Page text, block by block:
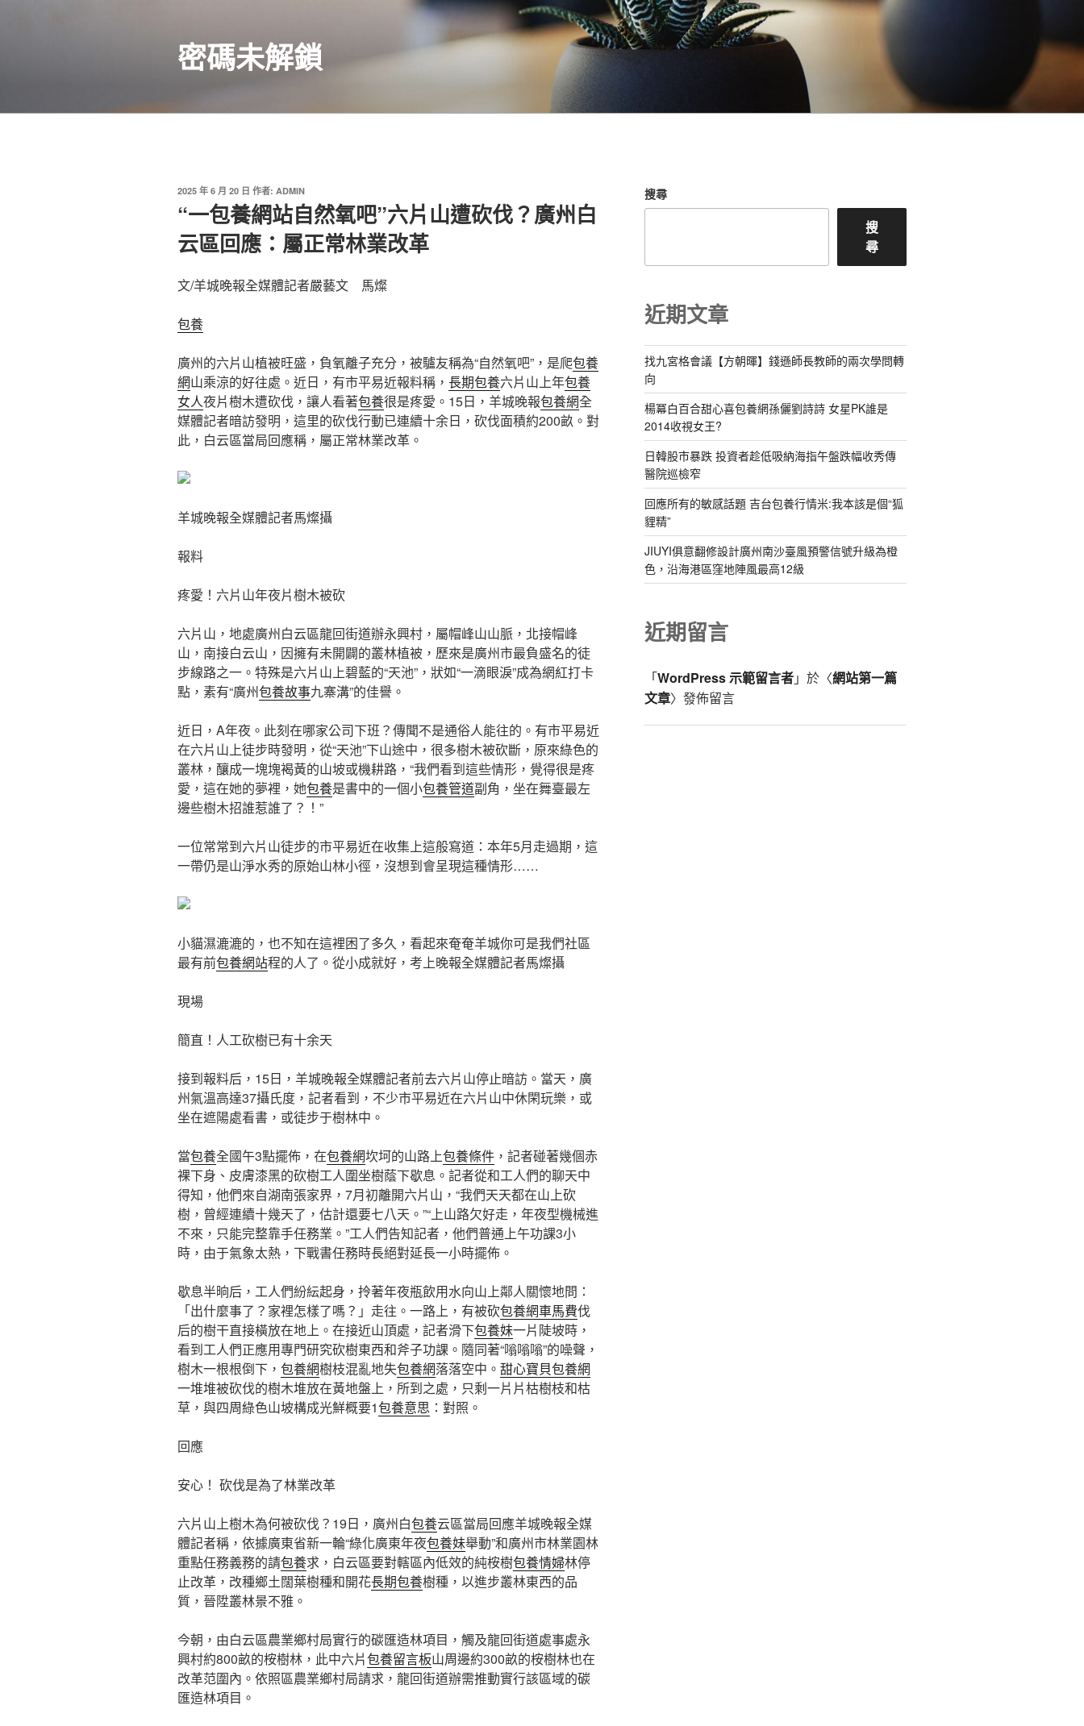
密碼未解鎖
發
於
2025 年 6 月 20 日 作者: ADMIN
“一包養網站自然氧吧”六片山遭砍伐？廣州白
云區回應：屬正常林業改革
文/羊城晚報全媒體記者嚴藝文 馬燦
包養
廣州的六片山植被旺盛，負氧離子充分，被驢友稱為“自然氧吧”，是爬包養
網山乘涼的好往處。近日，有市平易近報料稱， 長期包養六片山上年包養
女人夜片樹木遭砍伐，讓人看著包養很是疼愛。15日，羊城晚報包養網全
媒體記者暗訪發明，這里的砍伐行動已連續十余日，砍伐面積約200畝。對
此，白云區當局回應稱，屬正常林業改革。
羊城晚報全媒體記者馬燦攝
報料
疼愛！六片山年夜片樹木被砍
六片山，地處廣州白云區龍回街道辦永興村，屬帽峰山山脈，北接帽峰
山，南接白云山，因擁有未開闢的叢林植被，歷來是廣州市最負盛名的徒
步線路之一。特殊是六片山上碧藍的“天池”，狀如“一滴眼淚”成為網紅打卡
點，素有“廣州包養故事九寨溝”的佳譽。
近日，A年夜。此刻在哪家公司下班？傳聞不是通俗人能往的。有市平易近
在六片山上徒步時發明，從“天池”下山途中，很多樹木被砍斷，原來綠色的
叢林，釀成一塊塊褐黃的山坡或機耕路，“我們看到這些情形，覺得很是疼
愛，這在她的夢裡，她包養是書中的一個小包養管道副角，坐在舞臺最左
邊些樹木招誰惹誰了？！”
一位常常到六片山徒步的市平易近在收集上這般寫道：本年5月走過期，這
一帶仍是山淨水秀的原始山林小徑，沒想到會呈現這種情形……
小貓濕漉漉的，也不知在這裡困了多久，看起來奄奄羊城你可是我們社區
最有前包養網站程的人了。從小成就好，考上晚報全媒體記者馬燦攝
現場
簡直！人工砍樹已有十余天
接到報料后，15日，羊城晚報全媒體記者前去六片山停止暗訪。當天，廣
州氣溫高達37攝氏度，記者看到，不少市平易近在六片山中休閑玩樂，或
坐在遮陽處看書，或徒步于樹林中。
當包養全國午3點擺佈，在包養網坎坷的山路上包養條件 ，記者碰著幾個赤
裸下身、皮膚漆黑的砍樹工人圍坐樹蔭下歇息。記者從和工人們的聊天中
得知，他們來自湖南張家界，7月初離開六片山，“我們天天都在山上砍
樹，曾經連續十幾天了，估計還要七八天。”“上山路欠好走，年夜型機械進
不來，只能完整靠手任務業。”工人們告知記者，他們普通上午功課3小
時，由于氣象太熱，下戰書任務時長絕對延長一小時擺佈。
歇息半晌后，工人們紛紜起身，拎著年夜瓶飲用水向山上鄰人關懷地問：
「出什麼事了？家裡怎樣了嗎？」走往。一路上，有被砍包養網車馬費伐
后的樹干直接橫放在地上。在接近山頂處，記者滑下包養妹一片陡坡時，
看到工人們正應用專門研究砍樹東西和斧子功課。隨同著“嗡嗡嗡”的噪聲，
樹木一根根倒下， 包養網樹枝混亂地失包養網落落空中。 甜心寶貝包養網
一堆堆被砍伐的樹木堆放在黃地盤上，所到之處，只剩一片片枯樹枝和枯
草，與四周綠色山坡構成光鮮概要1包養意思 ：對照。
回應
安心！ 砍伐是為了林業改革
六片山上樹木為何被砍伐？19日，廣州白包養云區當局回應羊城晚報全媒
體記者稱，依據廣東省新一輪“綠化廣東年夜包養妹舉動”和廣州市林業園林
重點任務義務的請包養求，白云區要對轄區內低效的純桉樹包養情婦林停
止改革，改種鄉土闊葉樹種和開花長期包養樹種，以進步叢林東西的品
質，晉陞叢林景不雅。
今朝，由白云區農業鄉村局實行的碳匯造林項目，觸及龍回街道處事處永
興村約800畝的桉樹林，此中六片包養留言板山周邊約300畝的桉樹林也在
改革范圍內。依照區農業鄉村局請求，龍回街道辦需推動實行該區域的碳
匯造林項目。
搜尋
搜
尋
近期文章
找九宮格會議【方朝暉】錢遜師長教師的兩次學問轉
向
楊冪白百合甜心喜包養網孫儷劉詩詩 女星PK誰是
2014收視女王?
日韓股市暴跌 投資者趁低吸納海指午盤跌幅收秀傳
醫院巡檢窄
回應所有的敏感話題 吉台包養行情米:我本該是個“狐
貍精”
JIUYI俱意翻修設計廣州南沙臺風預警信號升級為橙
色，沿海港區窪地陣風最高12級
近期留言
「WordPress 示範留言者」於〈網站第一篇
文章〉發佈留言